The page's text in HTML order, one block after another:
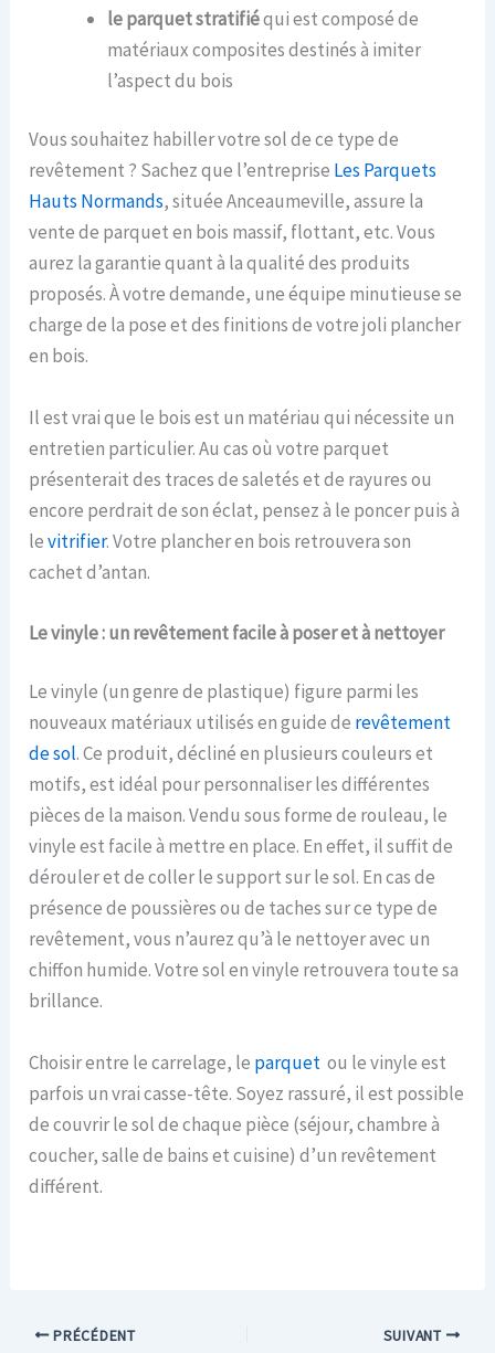
le parquet stratifiéqui est composé de
matériaux composites destinés à imiter
l’aspect du bois
Vous souhaitez habiller votre sol de ce type de
revêtement ? Sachez que l’entreprise Les Parquets
Hauts Normands, située Anceaumeville, assure la
vente de parquet en bois massif, flottant, etc. Vous
aurez la garantie quant à la qualité des produits
proposés. À votre demande, une équipe minutieuse se
charge de la pose et des finitions de votre joli plancher
en bois.
Il est vrai que le bois est un matériau qui nécessite un
entretien particulier. Au cas où votre parquet
présenterait des traces de saletés et de rayures ou
encore perdrait de son éclat, pensez à le poncer puis à
levitrifier. Votre plancher en bois retrouvera son
cachet d’antan.
Le vinyle : un revêtement facile à poser et à nettoyer
Le vinyle (un genre de plastique) figure parmi les
nouveaux matériaux utilisés en guide de revêtement
de sol. Ce produit, décliné en plusieurs couleurs et
motifs, est idéal pour personnaliser les différentes
pièces de la maison. Vendu sous forme de rouleau, le
vinyle est facile à mettre en place. En effet, il suffit de
dérouler et de coller le support sur le sol. En cas de
présence de poussières ou de taches sur ce type de
revêtement, vous n’aurez qu’à le nettoyer avec un
chiffon humide. Votre sol en vinyle retrouvera toute sa
brillance.
Choisir entre le carrelage, le parquetou le vinyle est
parfois un vrai casse-tête. Soyez rassuré, il est possible
de couvrir le sol de chaque pièce (séjour, chambre à
coucher, salle de bains et cuisine) d’un revêtement
différent.
PRÉCÉDENT SUIVANT